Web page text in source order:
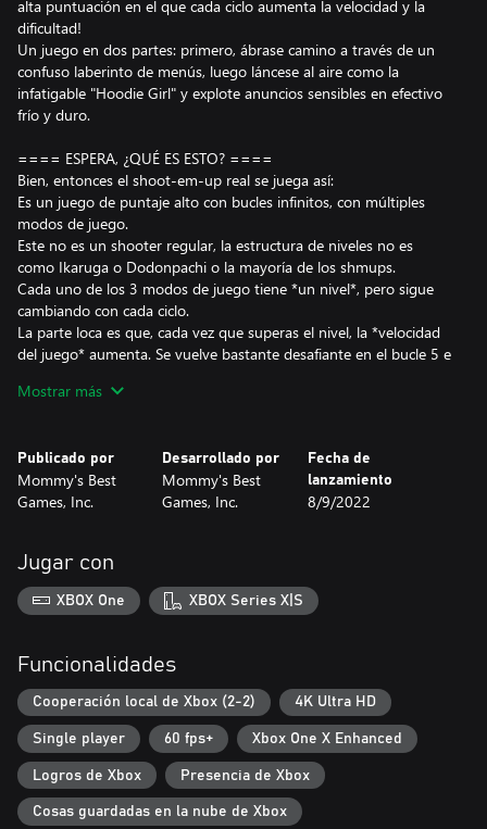
alta puntuación en el que cada ciclo aumenta la velocidad y la
dificultad!
Un juego en dos partes: primero, ábrase camino a través de un
confuso laberinto de menús, luego láncese al aire como la
infatigable "Hoodie Girl" y explote anuncios sensibles en efectivo
frío y duro.
==== ESPERA, ¿QUÉ ES ESTO? ====
Bien, entonces el shoot-em-up real se juega así:
Es un juego de puntaje alto con bucles infinitos, con múltiples
modos de juego.
Este no es un shooter regular, la estructura de niveles no es
como Ikaruga o Dodonpachi o la mayoría de los shmups.
Cada uno de los 3 modos de juego tiene *un nivel*, pero sigue
cambiando con cada ciclo.
La parte loca es que, cada vez que superas el nivel, la *velocidad
del juego* aumenta. Se vuelve bastante desafiante en el bucle 5 e
disparas balas enemigas durante este tiempo, las transformas en
efectivo. ¡Y por cada tantas balas que destruyas de esta manera,
obtendrás un nuevo Time Pulse! Es bueno sacarte de un apuro, y
Una vez que comprenda el flujo de los bucles, sabrá cuándo es el
mejor momento para gastar su Time Pulse y comenzará a
descubrir cómo encadenarlos, ganar más y llegar más lejos.
diseño del nivel cambia cada vez que juegas. Este modo también
emocionante seguir intentándolo.
Mostrar más
Publicado por
Mommy's Best
Games, Inc.
Desarrollado por
Mommy's Best
Games, Inc.
Fecha de
lanzamiento
8/9/2022
Jugar con
XBOX One XBOX Series X|S
Funcionalidades
Cooperación local de Xbox (2-2) 4K Ultra HD
Single player 60 fps+ Xbox One X Enhanced
Logros de Xbox Presencia de Xbox
Cosas guardadas en la nube de Xbox